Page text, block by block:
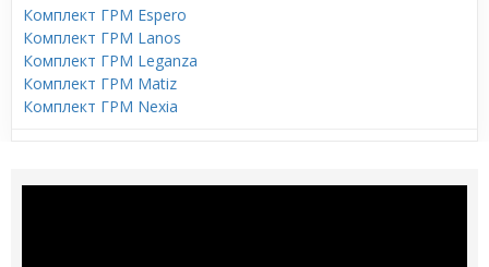
Комплект ГРМ Espero
Комплект ГРМ Lanos
Комплект ГРМ Leganza
Комплект ГРМ Matiz
Комплект ГРМ Nexia